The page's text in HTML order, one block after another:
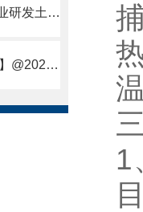
土壤养分检测仪@_2021【专业研发土壤养分快速检测仪器仪表厂】
土壤重金属检测仪@【完整版】@2021专业土壤重金属快速检测仪器仪表
1